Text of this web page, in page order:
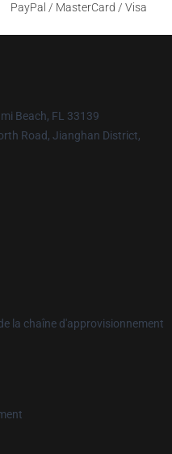
PayPal / MasterCard / Visa
Beach, FL 33139
Road, Jianghan District,
la chaîne d'approvisionnement